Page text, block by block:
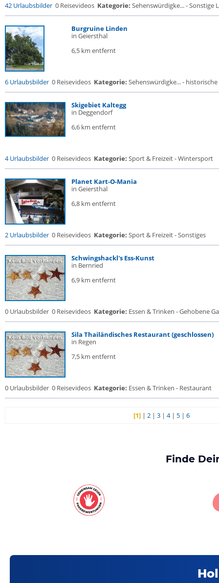
42 Urlaubsbilder 0 Reisevideos Kategorie: Sehenswürdigke... - Sonstige
Burgruine Linden
in Geiersthal
6,5 km entfernt
6 Urlaubsbilder 0 Reisevideos Kategorie: Sehenswürdigke... - historische
Skigebiet Kaltegg
in Deggendorf
6,6 km entfernt
4 Urlaubsbilder 0 Reisevideos Kategorie: Sport & Freizeit - Wintersport
Planet Kart-O-Mania
in Geiersthal
6,8 km entfernt
2 Urlaubsbilder 0 Reisevideos Kategorie: Sport & Freizeit - Sonstiges
Schwingshackl's Ess-Kunst
in Bernried
6,9 km entfernt
0 Urlaubsbilder 0 Reisevideos Kategorie: Essen & Trinken - Gehobene
Sila Thailändisches Restaurant (geschlossen)
in Regen
7,5 km entfernt
0 Urlaubsbilder 0 Reisevideos Kategorie: Essen & Trinken - Restaurant
[1] |2 |3 |4| 5 |6
Finde